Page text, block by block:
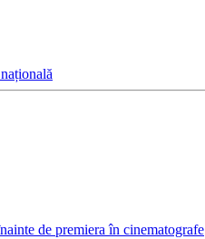
de premiera în cinematografe